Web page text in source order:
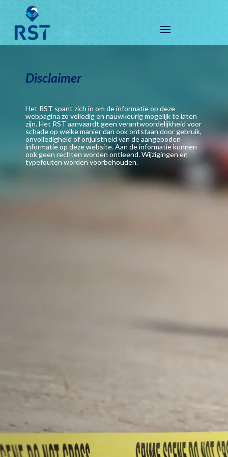
Disclaimer
Het RST spant zich in om de informatie op deze
webpagina zo volledig en nauwkeurig mogelijk te laten
zijn. Het RST aanvaardt geen verantwoordelijkheid voor
schade op welke manier dan ook ontstaan door gebruik,
onvolledigheid of onjuistheid van de aangeboden
informatie op deze website. Aan de informatie kunnen
ook geen rechten worden ontleend. Wijzigingen en
typefouten worden voorbehouden.